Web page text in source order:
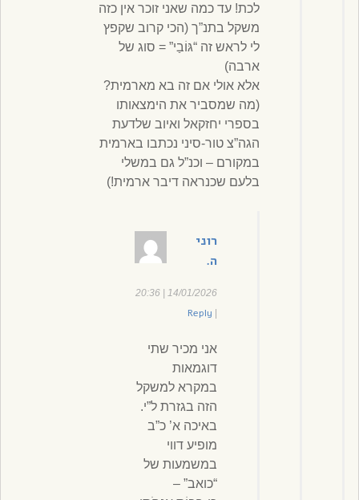
לכת! עד כמה שאני זוכר אין כזה
משקל בתנ”ך (הכי קרוב שקפץ
לי לראש זה “גּוֹבַי” = סוג של
ארבה)
אלא אולי אם זה בא מארמית?
(מה שמסביר את הימצאותו
בספרי יחזקאל ואיוב שלדעת
הגה”צ טור-סיני נכתבו בארמית
במקורם – וכנ”ל גם במשלי
בלעם שכנראה דיבר ארמית!)
רוני
ה.
14/01/2026 | 20:36
|
Reply
אני מכיר שתי
דוגמאות
במקרא למשקל
הזה בגזרת ל”י.
באיכה א’ כ”ב
מופיע דווי
במשמעות של
“כואב” –